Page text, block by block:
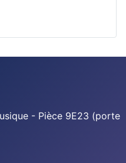
- Pièce 9E23 (porte